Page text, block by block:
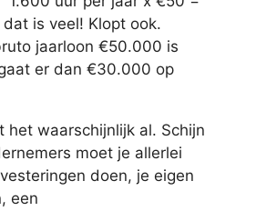
dat is veel! Klopt ook.
jaarloon €50.000 is
er dan €30.000 op
het waarschijnlijk al. Schijn
moet je allerlei
doen, je eigen
een